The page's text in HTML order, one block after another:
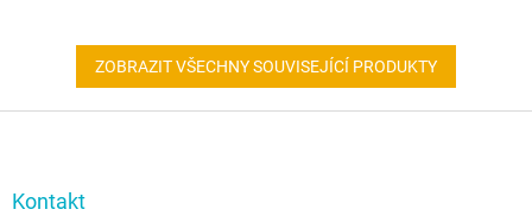
ZOBRAZIT VŠECHNY SOUVISEJÍCÍ PRODUKTY
Kontakt